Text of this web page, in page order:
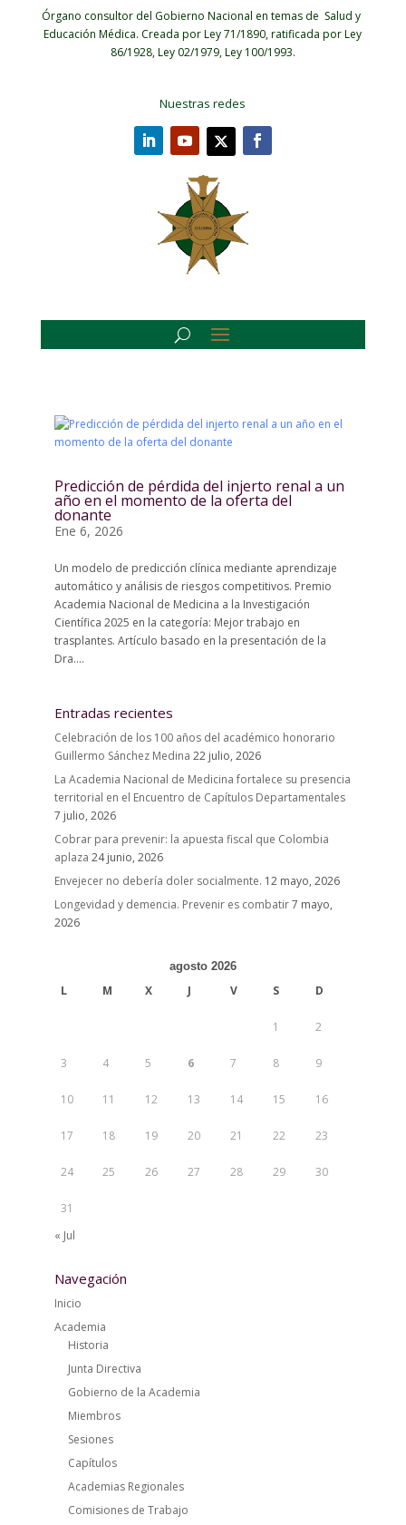
Órgano consultor del Gobierno Nacional en temas de Salud y
Educación Médica. Creada por Ley 71/1890, ratificada por Ley
86/1928, Ley 02/1979, Ley 100/1993.
Nuestras redes
Predicción de pérdida del injerto renal a un
año en el momento de la oferta del
donante
Ene 6, 2026
Un modelo de predicción clínica mediante aprendizaje
automático y análisis de riesgos competitivos. Premio
Academia Nacional de Medicina a la Investigación
Científica 2025 en la categoría: Mejor trabajo en
trasplantes. Artículo basado en la presentación de la
Dra....
Entradas recientes
Celebración de los 100 años del académico honorario
Guillermo Sánchez Medina 22 julio, 2026
La Academia Nacional de Medicina fortalece su presencia
territorial en el Encuentro de Capítulos Departamentales
7 julio, 2026
Cobrar para prevenir: la apuesta fiscal que Colombia
aplaza 24 junio, 2026
Envejecer no debería doler socialmente. 12 mayo, 2026
Longevidad y demencia. Prevenir es combatir7 mayo,
2026
agosto 2026
L M X J V S D
1 2
3 4 5 6 7 8 9
10 11 12 13 14 15 16
17 18 19 20 21 22 23
24 25 26 27 28 29 30
31
« Jul
Navegación
Inicio
Academia
Historia
Junta Directiva
Gobierno de la Academia
Miembros
Sesiones
Capítulos
Academias Regionales
Comisiones de Trabajo